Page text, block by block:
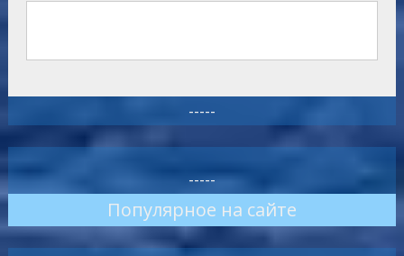
-----
-----
Популярное на сайте